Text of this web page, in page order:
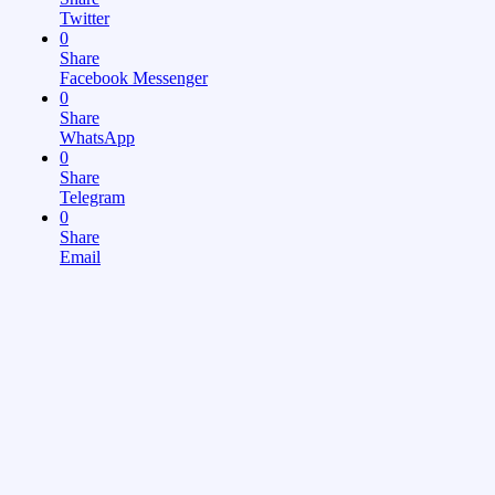
Twitter
0
Share
Facebook Messenger
0
Share
WhatsApp
0
Share
Telegram
0
Share
Email